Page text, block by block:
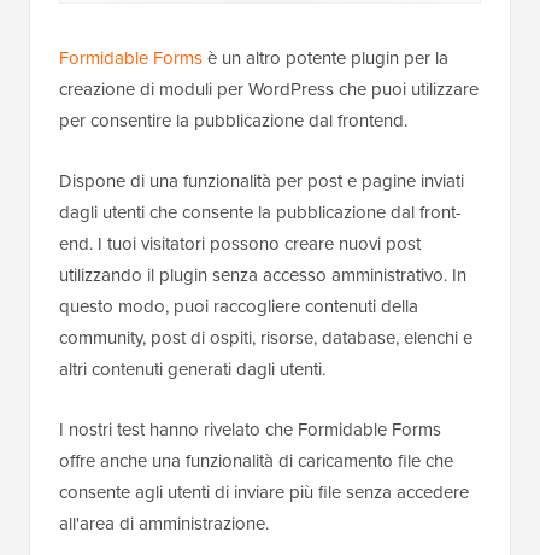
Formidable Formsè un altro potente plugin per la
creazione di moduli per WordPress che puoi utilizzare
per consentire la pubblicazione dal frontend.
Dispone di una funzionalità per post e pagine inviati
dagli utenti che consente la pubblicazione dal front-
end. I tuoi visitatori possono creare nuovi post
utilizzando il plugin senza accesso amministrativo. In
questo modo, puoi raccogliere contenuti della
community, post di ospiti, risorse, database, elenchi e
altri contenuti generati dagli utenti.
I nostri test hanno rivelato che Formidable Forms
offre anche una funzionalità di caricamento file che
consente agli utenti di inviare più file senza accedere
all'area di amministrazione.